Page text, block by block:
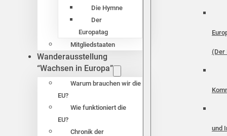
Die Hymne
Der
Europatag
Mitgliedstaaten
Wanderausstellung
“Wachsen in Europa”
Warum brauchen wir die
EU?
Wie funktioniert die
EU?
Chronik der
(Der
und